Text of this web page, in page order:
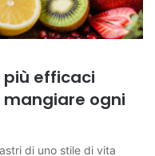
efficaci
ogni
di uno stile di vita